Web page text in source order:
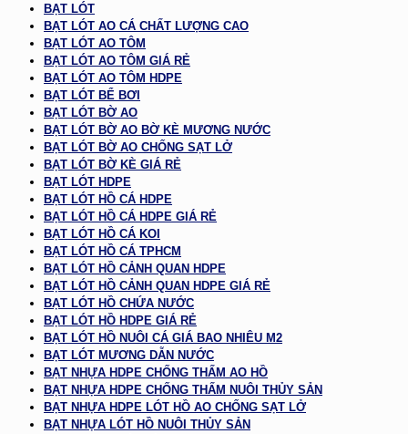
BẠT LÓT
BẠT LÓT AO CÁ CHẤT LƯỢNG CAO
BẠT LÓT AO TÔM
BẠT LÓT AO TÔM GIÁ RẺ
BẠT LÓT AO TÔM HDPE
BẠT LÓT BỂ BƠI
BẠT LÓT BỜ AO
BẠT LÓT BỜ AO BỜ KÈ MƯƠNG NƯỚC
BẠT LÓT BỜ AO CHỐNG SẠT LỞ
BẠT LÓT BỜ KÈ GIÁ RẺ
BẠT LÓT HDPE
BẠT LÓT HỒ CÁ HDPE
BẠT LÓT HỒ CÁ HDPE GIÁ RẺ
BẠT LÓT HỒ CÁ KOI
BẠT LÓT HỒ CÁ TPHCM
BẠT LÓT HỒ CẢNH QUAN HDPE
BẠT LÓT HỒ CẢNH QUAN HDPE GIÁ RẺ
BẠT LÓT HỒ CHỨA NƯỚC
BẠT LÓT HỒ HDPE GIÁ RẺ
BẠT LÓT HỒ NUÔI CÁ GIÁ BAO NHIÊU M2
BẠT LÓT MƯƠNG DẪN NƯỚC
BẠT NHỰA HDPE CHỐNG THẤM AO HỒ
BẠT NHỰA HDPE CHỐNG THẤM NUÔI THỦY SẢN
BẠT NHỰA HDPE LÓT HỒ AO CHỐNG SẠT LỞ
BẠT NHỰA LÓT HỒ NUÔI THỦY SẢN